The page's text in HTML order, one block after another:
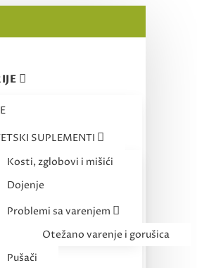
SUPLEMENTI
Kosti, zglobovi i mišići
Dojenje
Problemi sa varenjem
Otežano varenje i gorušica
Pušači